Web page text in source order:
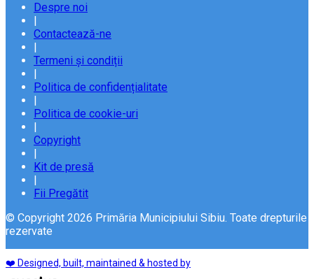
Despre noi
Contactează-ne
Termeni și condiții
Politica de confidențialitate
Politica de cookie-uri
Copyright
Kit de presă
Fii Pregătit
© Copyright 2026 Primăria Municipiului Sibiu. Toate drepturile
rezervate
❤️ Designed, built, maintained & hosted by